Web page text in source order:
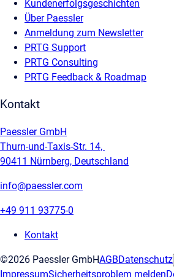
Kundenerfolgsgeschichten
Über Paessler
Anmeldung zum Newsletter
PRTG Support
PRTG Consulting
PRTG Feedback & Roadmap
Kontakt
Paessler GmbH
Thurn-und-Taxis-Str. 14,
90411 Nürnberg, Deutschland
info@paessler.com
+49 911 93775-0
Kontakt
©2026 Paessler GmbHAGBDatenschutz
ImpressumSicherheitsproblem melden